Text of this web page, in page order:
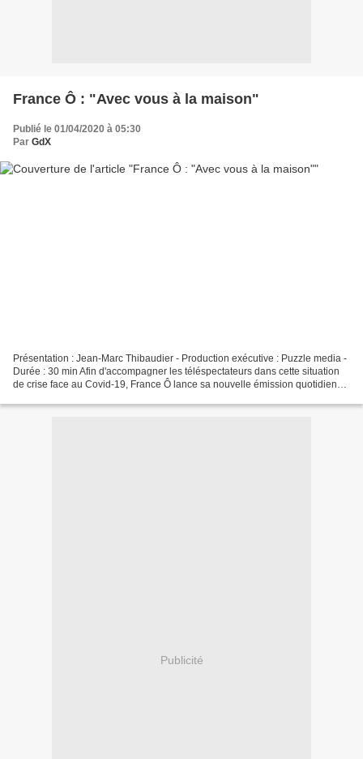
France Ô : "Avec vous à la maison"
Publié le 01/04/2020 à 05:30
Par GdX
Présentation : Jean-Marc Thibaudier - Production exécutive : Puzzle media -
Durée : 30 min Afin d'accompagner les téléspectateurs dans cette situation
de crise face au Covid-19, France Ô lance sa nouvelle émission quotidienne
Publicité